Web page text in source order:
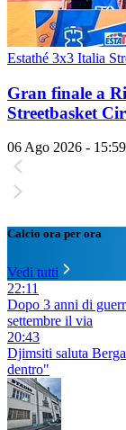
Estathé 3x3 Italia
Gran finale a
Streetbasket
06 Ago 2026 - 15:59
Calcio ora per ora
Vedi tutti
22:11
Dopo 3 anni di
settembre il via
20:43
Djimsiti saluta
dentro"